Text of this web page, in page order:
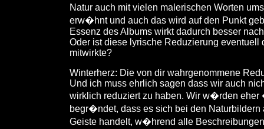
Natur auch mit vielen malerischen Worten
erw�hnt und auch das wird auf den Punkt
Essenz des Albums wirkt dadurch besser
Oder ist diese lyrische Reduzierung
mitwirkte?
Winterherz: Die von dir wahrgenommene
Und ich muss ehrlich sagen dass wir auch
wirklich reduziert zu haben. Wir w�rden
begr�ndet, dass es sich bei den
Geiste handelt, w�hrend alle